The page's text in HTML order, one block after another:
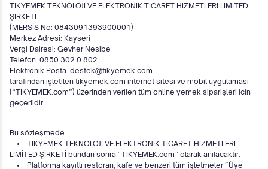
TIKYEMEK TEKNOLOJİ VE ELEKTRONİK TİCARET HİZMETLERİ LİMİTED
ŞİRKETİ
(MERSİS No: 0843091393900001)
Merkez Adresi: Kayseri
Vergi Dairesi: Gevher Nesibe
Telefon: 0850 302 0 802
Elektronik Posta: destek@tikyemek.com
tarafından işletilen tıkyemek.com internet sitesi ve mobil uygulaması
(“TIKYEMEK.com”) üzerinden verilen tüm online yemek siparişleri için
geçerlidir.
Bu sözleşmede:
• TIKYEMEK TEKNOLOJİ VE ELEKTRONİK TİCARET HİZMETLERİ
LİMİTED ŞİRKETİ bundan sonra “TIKYEMEK.com” olarak anılacaktır.
• Platforma kayıtlı restoran, kafe ve benzeri tüm işletmeler “Üye